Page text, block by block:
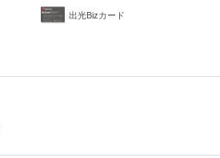
出光Bizカード